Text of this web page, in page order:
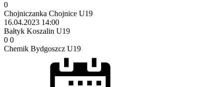
0
Chojniczanka Chojnice U19
16.04.2023 14:00
Bałtyk Koszalin U19
0 0
Chemik Bydgoszcz U19